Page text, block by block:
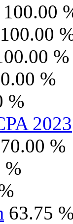
100.00
100.00
%
%
%
2023
70.00 %
%
63.75